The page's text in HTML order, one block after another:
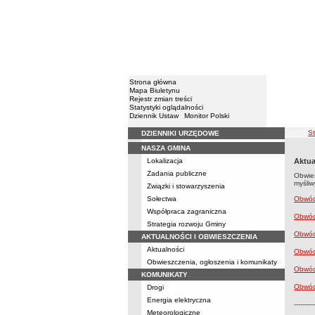
Strona główna
Mapa Biuletynu
Rejestr zmian treści
Statystyki oglądalności
Dziennik Ustaw
Monitor Polski
Menu
DZIENNIKI URZĘDOWE
NASZA GMINA
Lokalizacja
Zadania publiczne
Związki i stowarzyszenia
Sołectwa
Współpraca zagraniczna
Strategia rozwoju Gminy
AKTUALNOŚCI I OBWIESZCZENIA
Aktualności
Obwieszczenia, ogłoszenia i komunikaty
KOMUNIKATY
Drogi
Energia elektryczna
Meteorologiczne